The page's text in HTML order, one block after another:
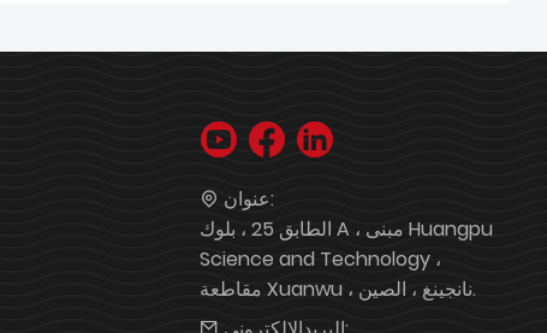
عنوان:
الطابق 25 ، بلوك A ، مبنى Huangpu
Science and Technology ،
مقاطعة Xuanwu ، نانجينغ ، الصين.